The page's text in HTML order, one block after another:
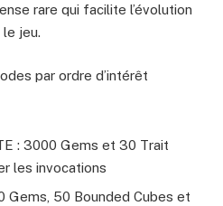
rare qui facilite l’évolution
jeu.
par ordre d’intérêt
: 3000 Gems et 30 Trait
les invocations
Gems, 50 Bounded Cubes et